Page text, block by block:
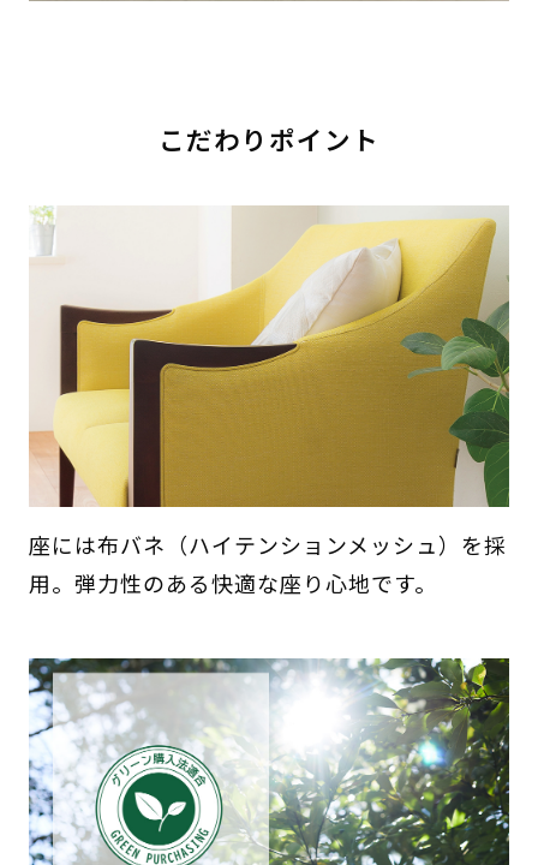
こだわりポイント
座には布バネ（ハイテンションメッシュ）を採
用。弾力性のある快適な座り心地です。